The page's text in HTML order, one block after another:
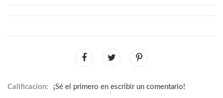
Calificacion: ¡Sé el primero en escribir un comentario!